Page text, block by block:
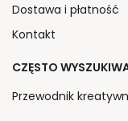
Dostawa i płatność
Kontakt
CZĘSTO
Przewodnik